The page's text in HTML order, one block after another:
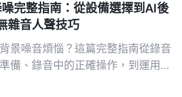
完整指南：從設備選擇到AI後
雜音人聲技巧
景噪音煩惱？這篇完整指南從錄音
備、錄音中的正確操作，到運用AI